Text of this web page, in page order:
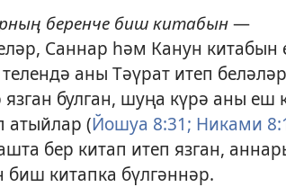
беренче биш китабын—
Саннар һәм Канун китабын
аны Тәүрат итеп
булган, шуңа күрә аны еш
атыйлар (Йошуа 8:31; Никами
бер китап итеп язган,
биш китапка бүлгәннәр.